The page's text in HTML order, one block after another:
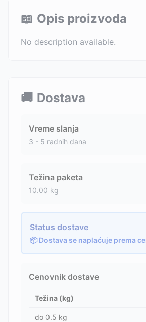
📖 Opis proizvoda
No description available.
🚚 Dostava
Vreme slanja
3 - 5 radnih dana
Težina paketa
10.00 kg
Status dostave
📦 Dostava se naplaćuje prema
Cenovnik dostave
Težina (kg)
do 0.5 kg